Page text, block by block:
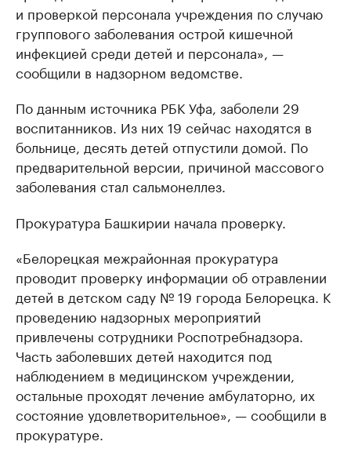
и проверкой персонала учреждения по случаю
группового заболевания острой кишечной
инфекцией среди детей и персонала», —
сообщили в надзорном ведомстве.
По данным источника РБК Уфа, заболели 29
воспитанников. Из них 19 сейчас находятся в
больнице, десять детей отпустили домой. По
предварительной версии, причиной массового
заболевания стал сальмонеллез.
Прокуратура Башкирии начала проверку.
«Белорецкая межрайонная прокуратура
проводит проверку информации об отравлении
детей в детском саду № 19 города Белорецка. К
проведению надзорных мероприятий
привлечены сотрудники Роспотребнадзора.
Часть заболевших детей находится под
наблюдением в медицинском учреждении,
остальные проходят лечение амбулаторно, их
состояние удовлетворительное», — сообщили в
прокуратуре.